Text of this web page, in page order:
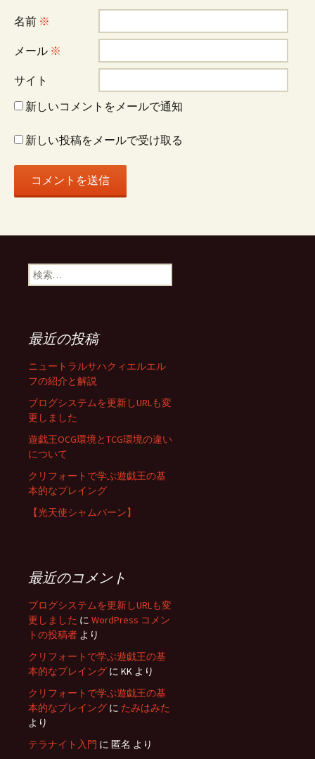
シ
ョ
ン
名前 ※
メール ※
サイト
新しいコメントをメールで通知
新しい投稿をメールで受け取る
検
索:
最近の投稿
ニュートラルサハクィエルエル
フの紹介と解説
ブログシステムを更新しURLも変
更しました
遊戯王OCG環境とTCG環境の違い
について
クリフォートで学ぶ遊戯王の基
本的なプレイング
【光天使シャムバーン】
最近のコメント
ブログシステムを更新しURLも変
更しました に WordPress コメン
トの投稿者 より
クリフォートで学ぶ遊戯王の基
本的なプレイング に KK より
クリフォートで学ぶ遊戯王の基
本的なプレイング に たみはみた
より
テラナイト入門 に 匿名 より